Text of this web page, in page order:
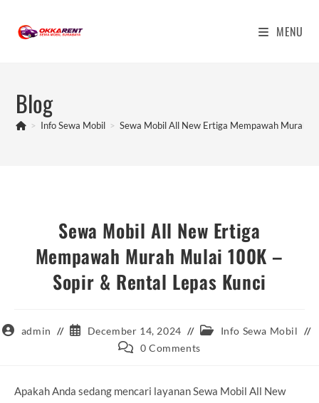
content
MENU
Blog
> Info Sewa Mobil > Sewa Mobil All New Ertiga Mempawah Murah
Sewa Mobil All New Ertiga
Mempawah Murah Mulai 100K –
Sopir & Rental Lepas Kunci
Postadmin
Post
published:
December 14, 2024
Post Info Sewa Mobil
Post 0 Comments
Apakah Anda sedang mencari layanan Sewa Mobil All New